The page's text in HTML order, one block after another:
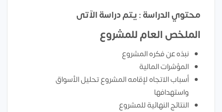
محتوي الدراسة : يتم دراسة الآتى
الملخص العام للمشروع
نبذه عن فكره المشروع
المؤشرات المالية
أسباب الاتجاه لإقامه المشروع تحليل الأسواق
واستهدافها
النتائج النهائية للمشروع